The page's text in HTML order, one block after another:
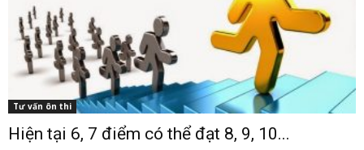
Tư vấn ôn thi
Hiện tại 6, 7 điểm có thể đạt 8, 9, 10...